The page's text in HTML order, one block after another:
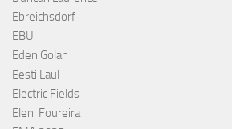
Ebreichsdorf
EBU
Eden Golan
Eesti Laul
Electric Fields
Eleni Foureira